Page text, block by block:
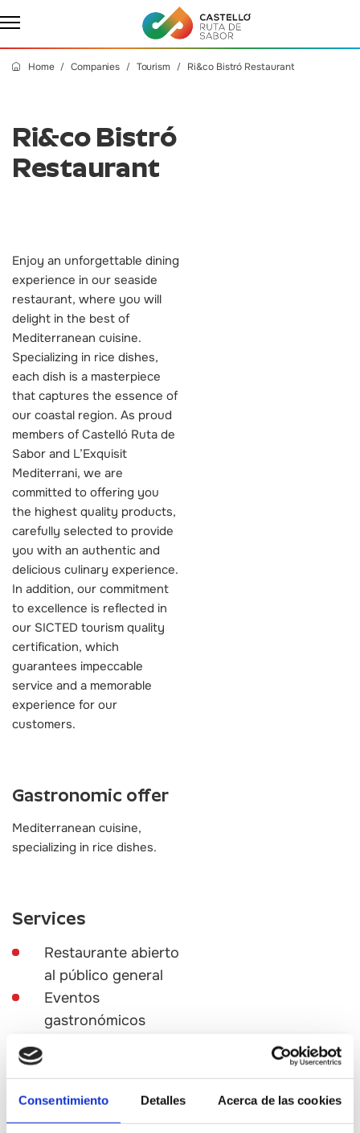
Consentimiento Detalles Acerca de las cookies
Home Companies Tourism Ri&co Bistró Restaurant
Ri&co Bistró
Restaurant
Enjoy an unforgettable dining
experience in our seaside
restaurant, where you will
delight in the best of
Mediterranean cuisine.
Specializing in rice dishes,
each dish is a masterpiece
that captures the essence of
our coastal region. As proud
members of Castelló Ruta de
Sabor and L’Exquisit
Mediterrani, we are
committed to offering you
the highest quality products,
carefully selected to provide
you with an authentic and
delicious culinary experience.
In addition, our commitment
to excellence is reflected in
our SICTED tourism quality
certification, which
guarantees impeccable
service and a memorable
experience for our
customers.
Gastronomic offer
Mediterranean cuisine,
specializing in rice dishes.
Services
Restaurante abierto
al público general
Eventos
gastronómicos